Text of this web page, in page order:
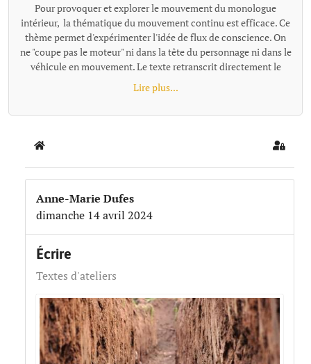
Pour provoquer et explorer le mouvement du monologue
intérieur, la thématique du mouvement continu est efficace. Ce
thème permet d'expérimenter l'idée de flux de conscience. On
ne "coupe pas le moteur" ni dans la tête du personnage ni dans le
véhicule en mouvement. Le texte retranscrit directement le
monologue intérieur comme un "micro branché dans le
cerveau". Exemples de textes écrits avec cette proposition : -
Lire plus...
Home Sign In
Anne-Marie Dufes
dimanche 14 avril 2024
Écrire
Textes d'ateliers